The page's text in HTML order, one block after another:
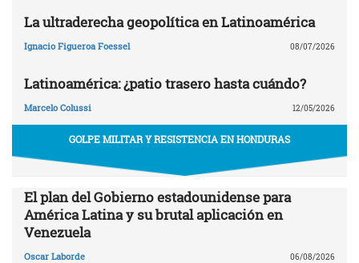
La ultraderecha geopolítica en Latinoamérica
Ignacio Figueroa Foessel 08/07/2026
Latinoamérica: ¿patio trasero hasta cuándo?
Marcelo Colussi 12/05/2026
GOLPE MILITAR Y RESISTENCIA EN HONDURAS
El plan del Gobierno estadounidense para
América Latina y su brutal aplicación en
Venezuela
Oscar Laborde 06/08/2026